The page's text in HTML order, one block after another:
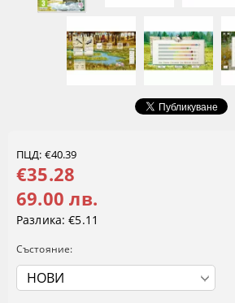
ПЦД: €40.39
€35.28
69.00 лв.
Разлика: €5.11
Състояние: